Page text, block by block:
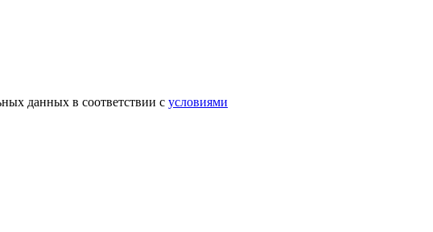
данных в соответствии с условиями